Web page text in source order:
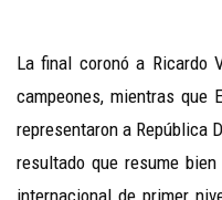
La final coronó a Ricardo
campeones, mientras que
representaron a República
resultado que resume